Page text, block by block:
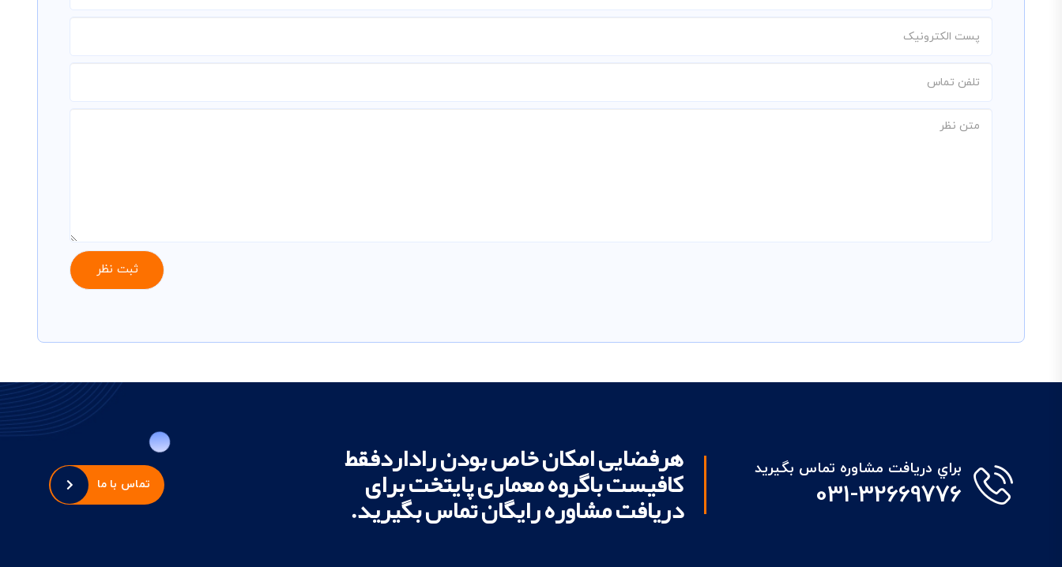
براي دريافت مشاوره تماس بگيريد
031-32669776
هرفضایی امکان خاص بودن راداردفقط
کافیست باگروه معماری پایتخت برای
دریافت مشاوره رایگان تماس بگیرید.
تماس با ما